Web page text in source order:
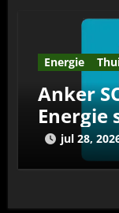
Energie
Anker
Energie
voor
jul 28,